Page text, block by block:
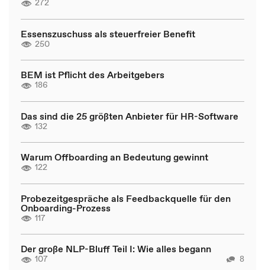
272
Essenszuschuss als steuerfreier Benefit
250
BEM ist Pflicht des Arbeitgebers
186
Das sind die 25 größten Anbieter für HR-Software
132
Warum Offboarding an Bedeutung gewinnt
122
Probezeitgespräche als Feedbackquelle für den
Onboarding-Prozess
117
Der große NLP-Bluff Teil I: Wie alles begann
107 8